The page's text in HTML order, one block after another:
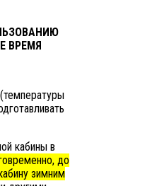
ВРЕМЯ
кабины в
до
зимним